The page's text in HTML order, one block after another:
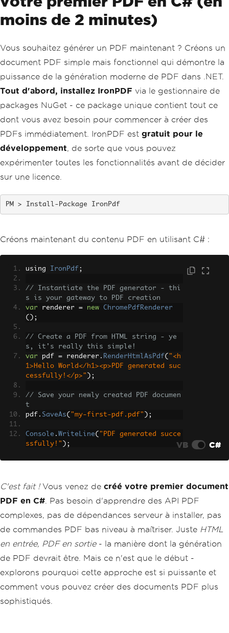
moins de 2 minutes)
Vous souhaitez générer un PDF maintenant ? Créons un
document PDF simple mais fonctionnel qui démontre la
puissance de la génération moderne de PDF dans .NET.
Tout d'abord, installez IronPDF via le gestionnaire de
packages NuGet - ce package unique contient tout ce
dont vous avez besoin pour commencer à créer des
PDFs immédiatement. IronPDF est gratuit pour le
développement, de sorte que vous pouvez
expérimenter toutes les fonctionnalités avant de décider
sur une licence.
Install-Package IronPdf
Créons maintenant du contenu PDF en utilisant C# :
using IronPdf ;
// Instantiate the PDF generator - thi
s is your gateway to PDF creation
var renderer = new
ChromePdfRenderer
();
// Create a PDF from HTML string - ye
s, it's really this simple!
var pdf = renderer . RenderHtmlAsPdf( "<h
1>Hello World</h1><p>PDF generated suc
cessfully!</p>" );
// Save your newly created PDF documen
t
pdf . SaveAs( "my-first-pdf.pdf" );
Console . WriteLine( "PDF generated succe
ssfully!" ); VB C#
C'est fait !Vous venez de créé votre premier document
PDF en C#. Pas besoin d'apprendre des API PDF
complexes, pas de dépendances serveur à installer, pas
de commandes PDF bas niveau à maîtriser. Juste HTML
en entrée, PDF en sortie- la manière dont la génération
de PDF devrait être. Mais ce n'est que le début -
explorons pourquoi cette approche est si puissante et
comment vous pouvez créer des documents PDF plus
sophistiqués.